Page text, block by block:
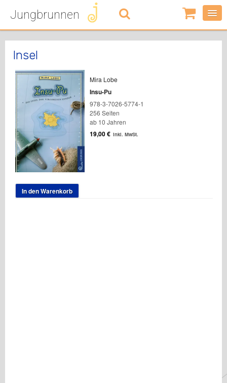
Jungbrunnen
0
Artikel
-
Insel
Mira Lobe
Insu-Pu
978-3-7026-5774-1
256 Seiten
ab 10 Jahren
19,00€ inkl. MwSt.
In den Warenkorb